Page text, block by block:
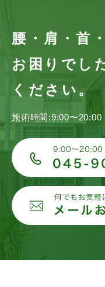
腰・肩・首
お困りでし
ください。
施術時間:9:00〜20:00